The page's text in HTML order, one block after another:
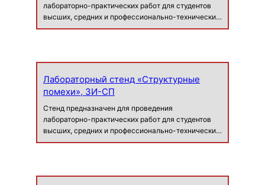
лабораторно-практических работ для студентов
высших, средних и профессионально-технических
учебных заведений с целью изучения процесс
Лабораторный стенд «Структурные
помехи», ЗИ-СП
Стенд предназначен для проведения
лабораторно-практических работ для студентов
высших, средних и профессионально-технических
учебных заведений с целью изучения влияния